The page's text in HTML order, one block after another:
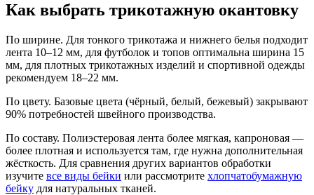
Как выбрать трикотажную окантовку
По ширине. Для тонкого трикотажа и нижнего белья подходит
лента 10–12 мм, для футболок и топов оптимальна ширина 15
мм, для плотных трикотажных изделий и спортивной одежды
рекомендуем 18–22 мм.
По цвету. Базовые цвета (чёрный, белый, бежевый) закрывают
90% потребностей швейного производства.
По составу. Полиэстеровая лента более мягкая, капроновая —
более плотная и используется там, где нужна дополнительная
жёсткость. Для сравнения других вариантов обработки
изучите все виды бейки или рассмотрите хлопчатобумажную
бейку для натуральных тканей.